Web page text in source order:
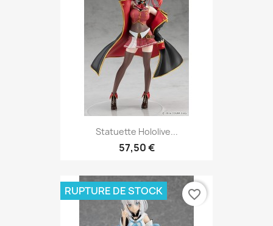
Statuette Hololive...
57,50 €
RUPTURE DE STOCK favorite_border